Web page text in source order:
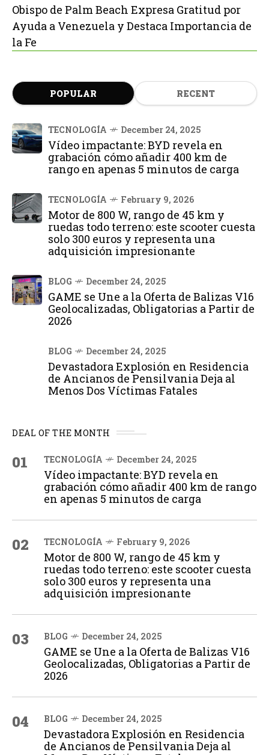
Obispo de Palm Beach Expresa Gratitud por
Ayuda a Venezuela y Destaca Importancia de
la Fe
POPULAR RECENT
TECNOLOGÍA December 24, 2025
Vídeo impactante: BYD revela en
grabación cómo añadir 400 km de
rango en apenas 5 minutos de carga
TECNOLOGÍA February 9, 2026
Motor de 800 W, rango de 45 km y
ruedas todo terreno: este scooter cuesta
solo 300 euros y representa una
adquisición impresionante
BLOG December 24, 2025
GAME se Une a la Oferta de Balizas V16
Geolocalizadas, Obligatorias a Partir de
2026
BLOG December 24, 2025
Devastadora Explosión en Residencia
de Ancianos de Pensilvania Deja al
Menos Dos Víctimas Fatales
DEAL OF THE MONTH
01 TECNOLOGÍA December 24, 2025
Vídeo impactante: BYD revela en
grabación cómo añadir 400 km de rango
en apenas 5 minutos de carga
02 TECNOLOGÍA February 9, 2026
Motor de 800 W, rango de 45 km y
ruedas todo terreno: este scooter cuesta
solo 300 euros y representa una
adquisición impresionante
03 BLOG December 24, 2025
GAME se Une a la Oferta de Balizas V16
Geolocalizadas, Obligatorias a Partir de
2026
04 BLOG December 24, 2025
Devastadora Explosión en Residencia
de Ancianos de Pensilvania Deja al